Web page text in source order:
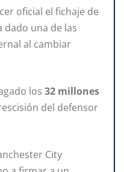
oficial el fichaje de
dado una de las
al cambiar
los 32 millones
del defensor
City